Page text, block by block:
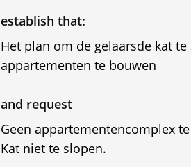
establish that:
Het plan om de gelaarsde kat
appartementen te bouwen
and request
Geen appartementencomplex
Kat niet te slopen.